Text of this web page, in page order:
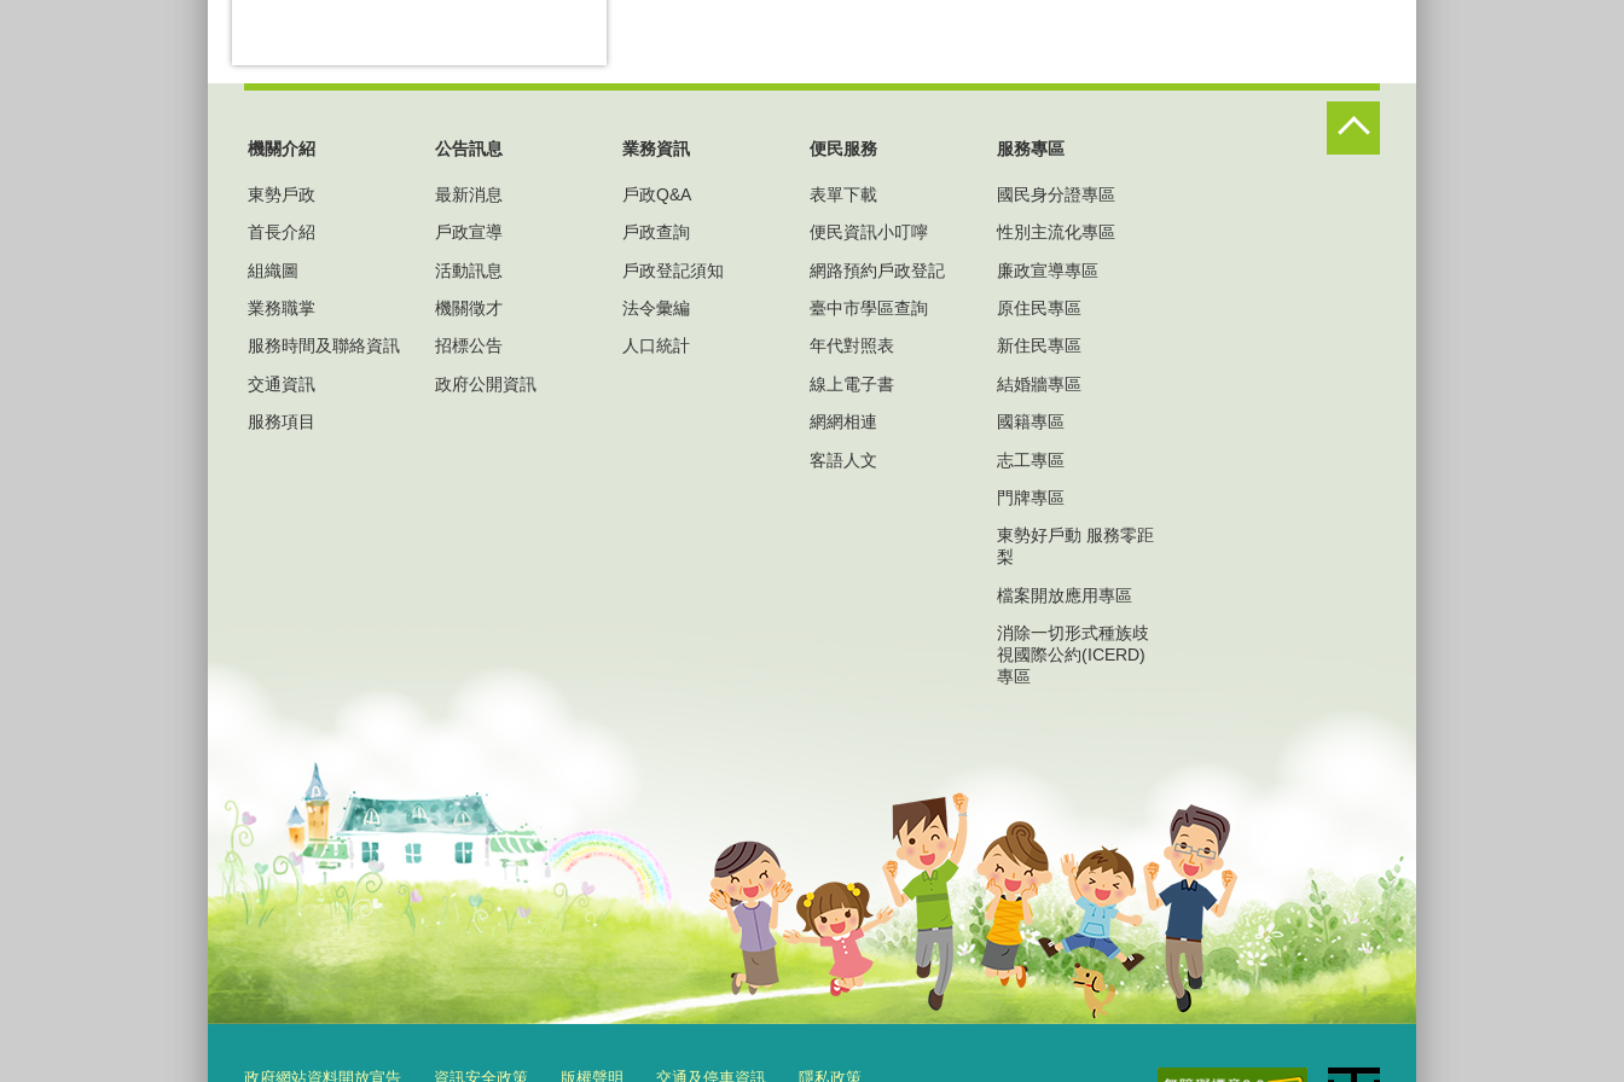
機關介紹
東勢戶政
首長介紹
組織圖
業務職掌
服務時間及聯絡資訊
交通資訊
服務項目
公告訊息
最新消息
戶政宣導
活動訊息
機關徵才
招標公告
政府公開資訊
業務資訊
戶政Q&A
戶政查詢
戶政登記須知
法令彙編
人口統計
便民服務
表單下載
便民資訊小叮嚀
網路預約戶政登記
臺中市學區查詢
年代對照表
線上電子書
網網相連
客語人文
服務專區
國民身分證專區
性別主流化專區
廉政宣導專區
原住民專區
新住民專區
結婚牆專區
國籍專區
志工專區
門牌專區
東勢好戶動 服務零距
梨
檔案開放應用專區
消除一切形式種族歧
視國際公約(ICERD)
專區
政府網站資料開放宣告 資訊安全政策 版權聲明 交通及停車資訊 隱私政策